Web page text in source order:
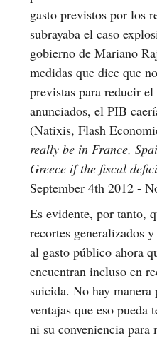
gasto previstos por los
subrayaba el caso
gobierno de Mariano
medidas que dice que
previstas para reducir
anunciados, el PIB
(Natixis, Flash
really be in France,
Greece if the fiscal
September 4th 2012 -
Es evidente, por tanto,
recortes generalizados
al gasto público ahora
encuentran incluso en
suicida. No hay
ventajas que eso pueda
ni su conveniencia